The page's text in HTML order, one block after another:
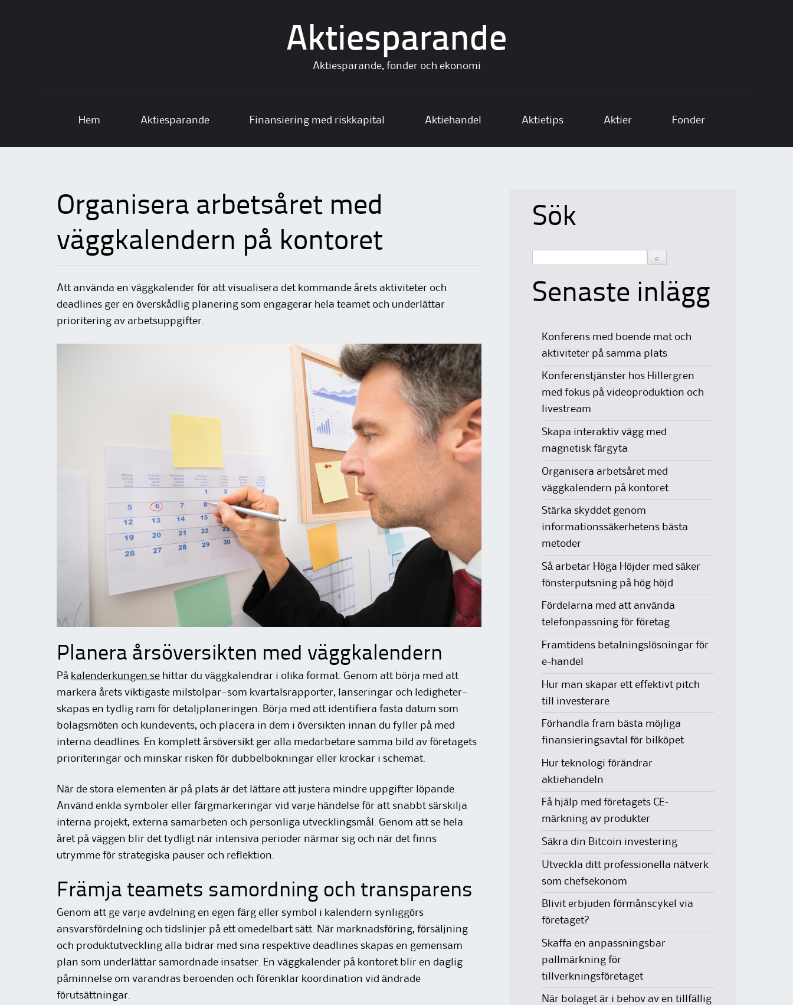
Aktiesparande
Aktiesparande, fonder och ekonomi
Hem Aktiesparande Finansiering med riskkapital Aktiehandel Aktietips Aktier Fonder
Organisera arbetsåret med
väggkalendern på kontoret
Att använda en väggkalender för att visualisera det kommande årets aktiviteter och
deadlines ger en överskådlig planering som engagerar hela teamet och underlättar
prioritering av arbetsuppgifter.
Planera årsöversikten med väggkalendern
På kalenderkungen.se hittar du väggkalendrar i olika format. Genom att börja med att
markera årets viktigaste milstolpar—som kvartalsrapporter, lanseringar och ledigheter—
skapas en tydlig ram för detaljplaneringen. Börja med att identifiera fasta datum som
bolagsmöten och kundevents, och placera in dem i översikten innan du fyller på med
interna deadlines. En komplett årsöversikt ger alla medarbetare samma bild av företagets
prioriteringar och minskar risken för dubbelbokningar eller krockar i schemat.
När de stora elementen är på plats är det lättare att justera mindre uppgifter löpande.
Använd enkla symboler eller färgmarkeringar vid varje händelse för att snabbt särskilja
interna projekt, externa samarbeten och personliga utvecklingsmål. Genom att se hela
året på väggen blir det tydligt när intensiva perioder närmar sig och när det finns
utrymme för strategiska pauser och reflektion.
Främja teamets samordning och transparens
Genom att ge varje avdelning en egen färg eller symbol i kalendern synliggörs
ansvarsfördelning och tidslinjer på ett omedelbart sätt. När marknadsföring, försäljning
och produktutveckling alla bidrar med sina respektive deadlines skapas en gemensam
plan som underlättar samordnade insatser. En väggkalender på kontoret blir en daglig
påminnelse om varandras beroenden och förenklar koordination vid ändrade
förutsättningar.
Sök
Senaste inlägg
Konferens med boende mat och
aktiviteter på samma plats
Konferenstjänster hos Hillergren
med fokus på videoproduktion och
livestream
Skapa interaktiv vägg med
magnetisk färgyta
Organisera arbetsåret med
väggkalendern på kontoret
Stärka skyddet genom
informationssäkerhetens bästa
metoder
Så arbetar Höga Höjder med säker
fönsterputsning på hög höjd
Fördelarna med att använda
telefonpassning för företag
Framtidens betalningslösningar för
e-handel
Hur man skapar ett effektivt pitch
till investerare
Förhandla fram bästa möjliga
finansieringsavtal för bilköpet
Hur teknologi förändrar
aktiehandeln
Få hjälp med företagets CE-
märkning av produkter
Säkra din Bitcoin investering
Utveckla ditt professionella nätverk
som chefsekonom
Blivit erbjuden förmånscykel via
företaget?
Skaffa en anpassningsbar
pallmärkning för
tillverkningsföretaget
När bolaget är i behov av en tillfällig